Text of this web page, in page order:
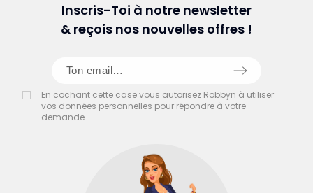
Inscris-Toi à notre newsletter
& reçois nos nouvelles offres !
En cochant cette case vous autorisez Robbyn à utiliser
vos données personnelles pour répondre à votre
demande.